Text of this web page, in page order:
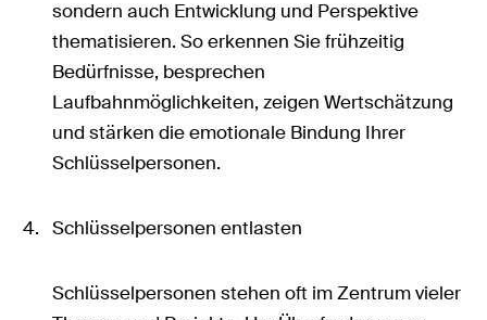
sondern auch Entwicklung und Perspektive
thematisieren. So erkennen Sie frühzeitig
Bedürfnisse, besprechen
Laufbahnmöglichkeiten, zeigen Wertschätzung
und stärken die emotionale Bindung Ihrer
Schlüsselpersonen.
Schlüsselpersonen entlasten
Schlüsselpersonen stehen oft im Zentrum vieler